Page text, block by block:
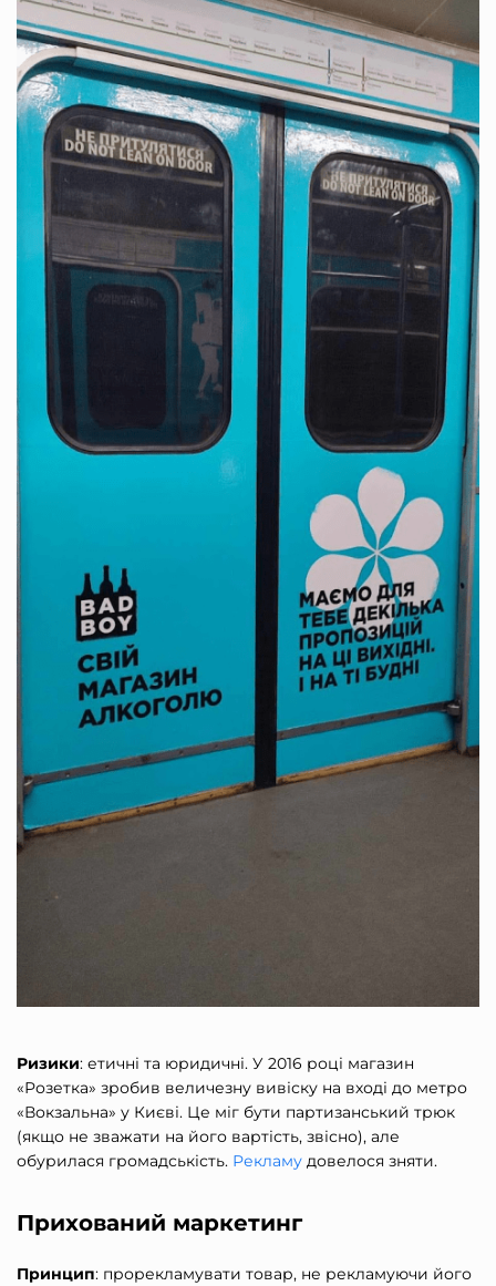
Ризики: етичні та юридичні. У 2016 році магазин
«Розетка» зробив величезну вивіску на вході до метро
«Вокзальна» у Києві. Це міг бути партизанський трюк
(якщо не зважати на його вартість, звісно), але
обурилася громадськість. Рекламу довелося зняти.
Прихований маркетинг
Принцип: прорекламувати товар, не рекламуючи його